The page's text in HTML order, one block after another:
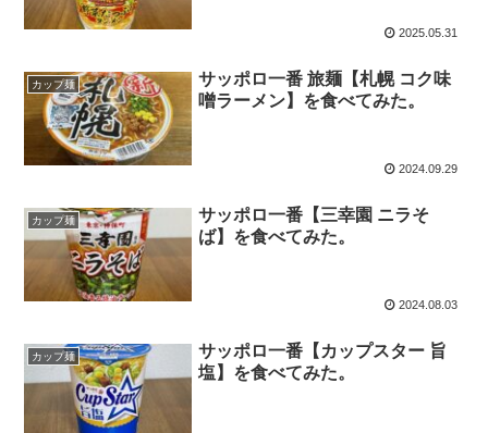
2025.05.31
カップ麺
サッポロ一番 旅麺【札幌 コク味
噌ラーメン】を食べてみた。
2024.09.29
カップ麺
サッポロ一番【三幸園 ニラそ
ば】を食べてみた。
2024.08.03
カップ麺
サッポロ一番【カップスター 旨
塩】を食べてみた。